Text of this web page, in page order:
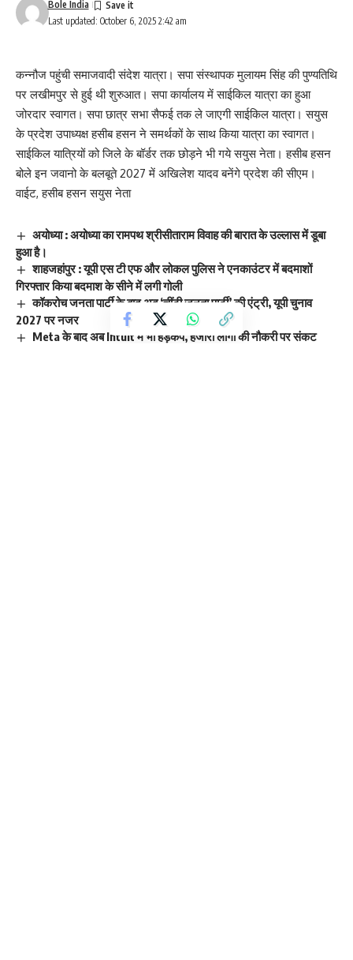
Last updated: October 6, 2025 2:42 am
Bole India
कन्नौज पहुंची समाजवादी संदेश यात्रा। सपा संस्थापक मुलायम सिंह की पुण्यतिथि
पर लखीमपुर से हुई थी शुरुआत। सपा कार्यालय में साईकिल यात्रा का हुआ
जोरदार स्वागत। सपा छात्र सभा सैफई तक ले जाएगी साईकिल यात्रा। सयुस
के प्रदेश उपाध्यक्ष हसीब हसन ने समर्थकों के साथ किया यात्रा का स्वागत।
साईकिल यात्रियों को जिले के बॉर्डर तक छोड़ने भी गये सयुस नेता। हसीब हसन
बोले इन जवानो के बलबूते 2027 में अखिलेश यादव बनेंगे प्रदेश की सीएम।
वाईट, हसीब हसन सयुस नेता
अयोध्या : अयोध्या का रामपथ श्रीसीताराम विवाह की बारात के उल्लास में डूबा
हुआ है।
शाहजहांपुर : यूपी एस टी एफ और लोकल पुलिस ने एनकाउंटर में बदमाशों
गिरफ्तार किया बदमाश के सीने में लगी गोली
कॉकरोच जनता पार्टी के बाद अब ‘चींटी जनता पार्टी’ की एंट्री, यूपी चुनाव
2027 पर नजर
Meta के बाद अब Intuit में भी हड़कंप, हजारों लोगों की नौकरी पर संकट